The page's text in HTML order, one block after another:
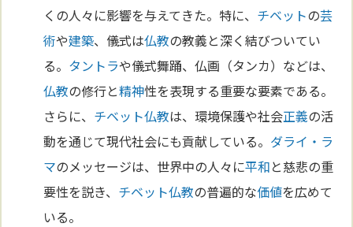
くの人々に影響を与えてきた。特に、 チベットの芸
術や建築、儀式は仏教の教義と深く結びついてい
る。 タントラや儀式舞踊、仏画（タンカ）などは、
仏教の修行と精神性を表現する重要な要素である。
さらに、 チベット仏教は、環境保護や社会正義の活
動を通じて現代社会にも貢献している。 ダライ・ラ
マのメッセージは、世界中の人々に平和と慈悲の重
要性を説き、 チベット仏教の普遍的な価値を広めて
いる。